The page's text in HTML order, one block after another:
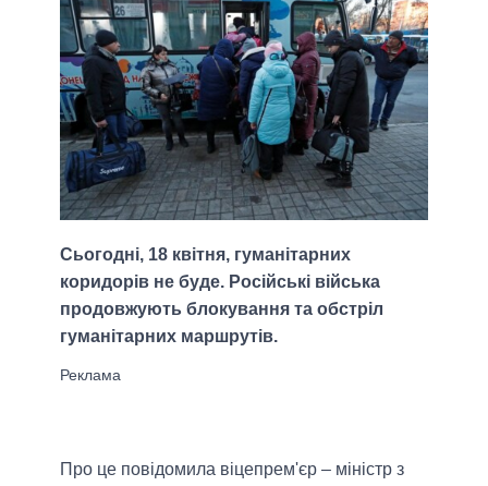
Сьогодні, 18 квітня, гуманітарних
коридорів не буде. Російські війська
продовжують блокування та обстріл
гуманітарних маршрутів.
Про це повідомила віцепрем'єр – міністр з